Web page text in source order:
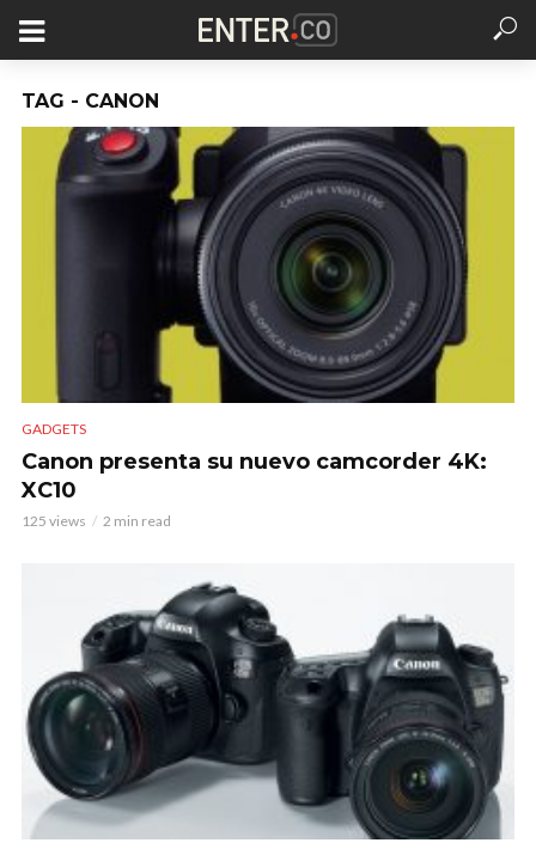
TAG - CANON
GADGETS
Canon presenta su nuevo camcorder 4K:
XC10
125 views 2 min read